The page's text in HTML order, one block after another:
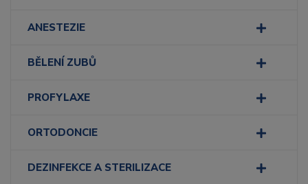
ANESTEZIE
BĚLENÍ ZUBŮ
PROFYLAXE
ORTODONCIE
DEZINFEKCE A STERILIZACE